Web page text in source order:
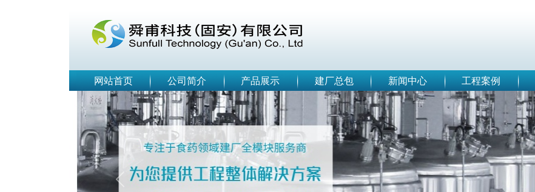
网站首页 公司简介 产品展示 建厂总包 新闻中心 工程案例
Previous